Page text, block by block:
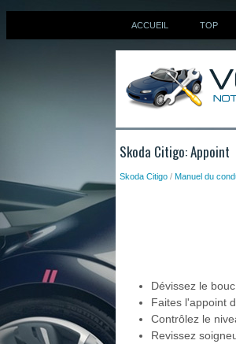
ACCUEIL TOP
Skoda Citigo: Appoint
Skoda Citigo / Manuel du
Dévissez le
Faites l'appoint
Contrôlez le
Revissez